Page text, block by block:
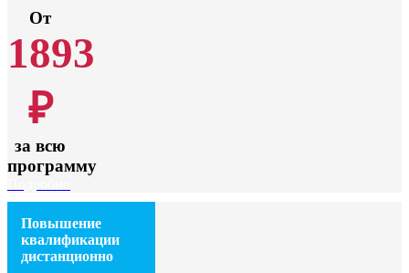
От
1893
₽
за всю
программу
Повышение
квалификации
дистанционно